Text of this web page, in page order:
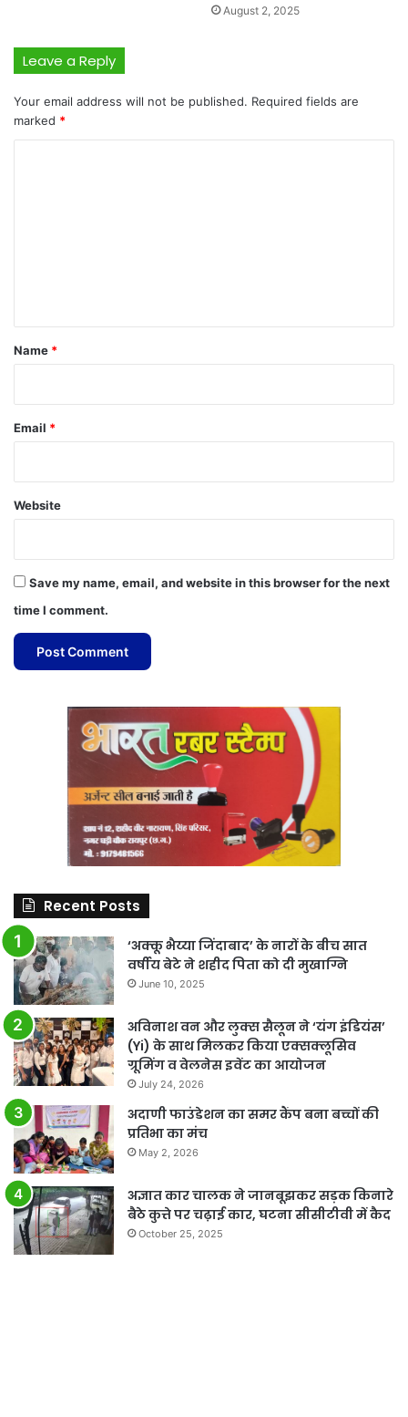
August 2, 2025
Leave a Reply
Your email address will not be published. Required fields are
marked *
*
Name *
Email *
Website
Save my name, email, and website in this browser for the next
time I comment.
Recent Posts
‘अक्कू भैय्या जिंदाबाद’ के नारों के बीच सात
वर्षीय बेटे ने शहीद पिता को दी मुखाग्नि
June 10, 2025
अविनाश वन और लुक्स सैलून ने ‘यंग इंडियंस’
(Yi) के साथ मिलकर किया एक्सक्लूसिव
ग्रूमिंग व वेलनेस इवेंट का आयोजन
July 24, 2026
अदाणी फाउंडेशन का समर कैंप बना बच्चों की
प्रतिभा का मंच
May 2, 2026
अज्ञात कार चालक ने जानबूझकर सड़क किनारे
बैठे कुत्ते पर चढ़ाई कार, घटना सीसीटीवी में कैद
October 25, 2025